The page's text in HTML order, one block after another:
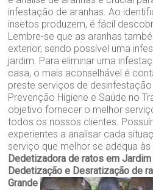
infestação de aranhas. Ao
insetos produzem, é fácil
Lembre-se que as aranhas
exterior, sendo possível uma
jardim. Para eliminar uma
casa, o mais aconselhável é
preste serviços de desinfestação
Prevenção Higiene e Saúde no
objetivo fornecer o melhor
todos os nossos clientes.
experientes a analisar cada
serviço que melhor se adequa
Dedetizadora de ratos em Jardim
Dedetização e Desratização de
Grande